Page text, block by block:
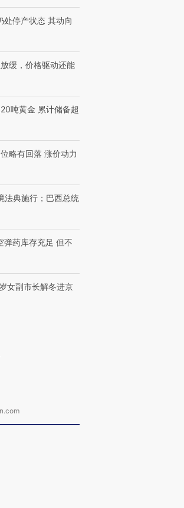
处停产状态 其动向
缓，价格驱动还能
吨黄金 累计储备超
略有回落 涨价动力
法典施行；巴西总统
弹药库存充足 但不
女副市长解冬进京